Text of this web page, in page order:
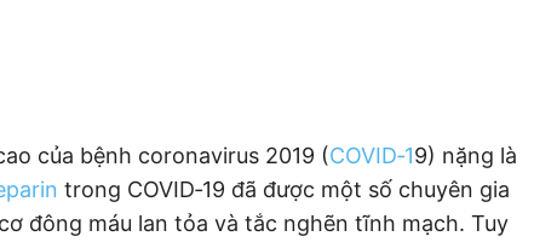
của bệnh coronavirus 2019 (COVID‐19) nặng là
trong COVID‐19 đã được một số chuyên gia
đông máu lan tỏa và tắc nghẽn tĩnh mạch. Tuy